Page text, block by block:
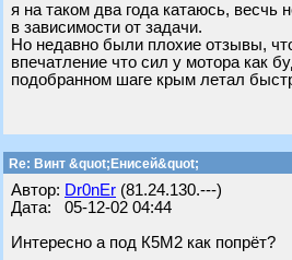
я на таком два года катаюсь, весчь
в зависимости от задачи.
Но недавно были плохие отзывы,
впечатление что сил у мотора как
подобранном шаге крым летал
Re: Винт &quot;Енисей&quot;
Автор: Dr0nEr (81.24.130.---)
Дата: 05-12-02 04:44
Интересно а под К5М2 как попрёт?